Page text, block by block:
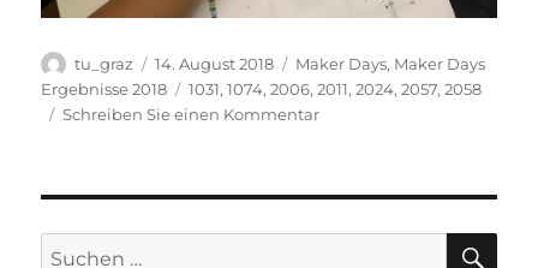
Autor
tu_graz
Veröffentlicht
am
14. August 2018 Kategorien
Maker Days, Maker Days
Ergebnisse 2018
Schlagwörter
1031,1074,2006,2011,2024,2057,2058
Schreiben Sie einen Kommentarzu
mit
Suchen